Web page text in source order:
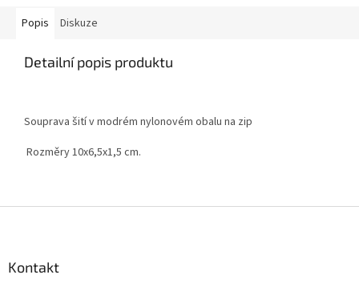
Popis Diskuze
Detailní popis produktu
Souprava šití v modrém nylonovém obalu na zip
Rozměry 10x6,5x1,5 cm.
Kontakt